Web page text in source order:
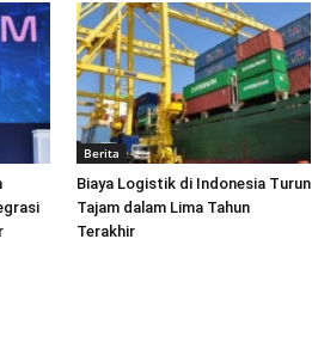
Berita
Biaya Logistik di Indonesia Turun
Tajam dalam Lima Tahun
Terakhir